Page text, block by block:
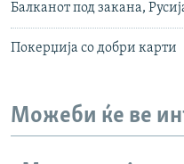
Балканот под закана,
Покерџија со добри карти
Можеби ќе ве